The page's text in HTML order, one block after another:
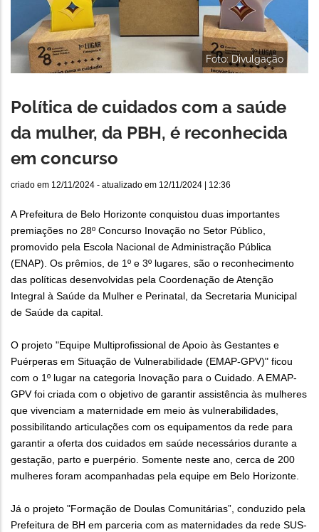
Foto: Divulgação
Política de cuidados com a saúde
da mulher, da PBH, é reconhecida
em concurso
criado em 12/11/2024 - atualizado em 12/11/2024 | 12:36
A Prefeitura de Belo Horizonte conquistou duas importantes
premiações no 28º Concurso Inovação no Setor Público,
promovido pela Escola Nacional de Administração Pública
(ENAP). Os prêmios, de 1º e 3º lugares, são o reconhecimento
das políticas desenvolvidas pela Coordenação de Atenção
Integral à Saúde da Mulher e Perinatal, da Secretaria Municipal
de Saúde da capital.
O projeto "Equipe Multiprofissional de Apoio às Gestantes e
Puérperas em Situação de Vulnerabilidade (EMAP-GPV)" ficou
com o 1º lugar na categoria Inovação para o Cuidado. A EMAP-
GPV foi criada com o objetivo de garantir assistência às mulheres
que vivenciam a maternidade em meio às vulnerabilidades,
possibilitando articulações com os equipamentos da rede para
garantir a oferta dos cuidados em saúde necessários durante a
gestação, parto e puerpério. Somente neste ano, cerca de 200
mulheres foram acompanhadas pela equipe em Belo Horizonte.
Já o projeto "Formação de Doulas Comunitárias”, conduzido pela
Prefeitura de BH em parceria com as maternidades da rede SUS-